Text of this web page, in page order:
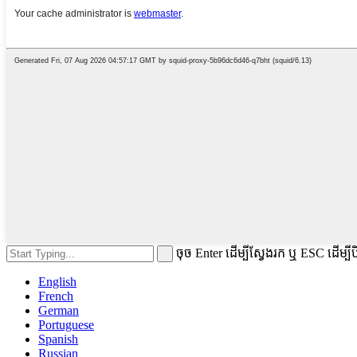
ចុច Enter ដើម្បីស្វែងរក ឬ ESC ដើម្បី
English
French
German
Portuguese
Spanish
Russian